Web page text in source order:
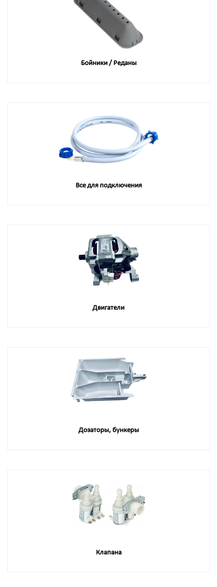
Бойники / Реданы
Все для подключения
Двигатели
Дозаторы, бункеры
Клапана